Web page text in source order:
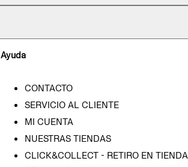
Ayuda
CONTACTO
SERVICIO AL CLIENTE
MI CUENTA
NUESTRAS TIENDAS
CLICK&COLLECT - RETIRO EN TIENDA